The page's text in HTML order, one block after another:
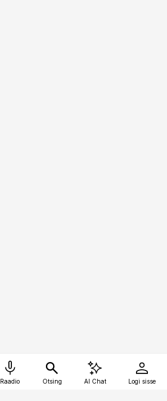
Raadio Otsing AI Chat Logi sisse